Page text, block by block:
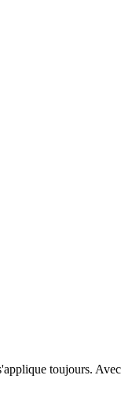
toujours.